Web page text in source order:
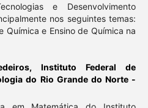
e Desenvolvimento
nos seguintes temas:
Química e Ensino de Química na
Instituto Federal de
do Rio Grande do Norte -